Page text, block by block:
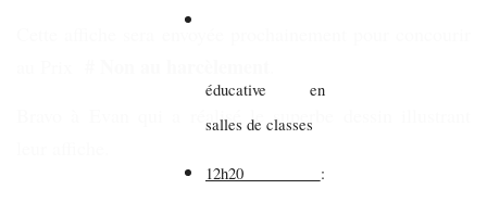
éducative en
salles de classes
12h20 :
Bravo à Evan qui a réalisé le superbe dessin illustrant